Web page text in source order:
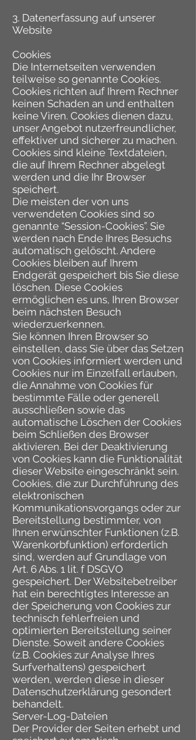
3. Datenerfassung auf unserer
Website
Cookies
Die Internetseiten verwenden
teilweise so genannte Cookies.
Cookies richten auf Ihrem Rechner
keinen Schaden an und enthalten
keine Viren. Cookies dienen dazu,
unser Angebot nutzerfreundlicher,
effektiver und sicherer zu machen.
Cookies sind kleine Textdateien,
die auf Ihrem Rechner abgelegt
werden und die Ihr Browser
speichert.
Die meisten der von uns
verwendeten Cookies sind so
genannte “Session-Cookies”. Sie
werden nach Ende Ihres Besuchs
automatisch gelöscht. Andere
Cookies bleiben auf Ihrem
Endgerät gespeichert bis Sie diese
löschen. Diese Cookies
ermöglichen es uns, Ihren Browser
beim nächsten Besuch
wiederzuerkennen.
Sie können Ihren Browser so
einstellen, dass Sie über das Setzen
von Cookies informiert werden und
Cookies nur im Einzelfall erlauben,
die Annahme von Cookies für
bestimmte Fälle oder generell
ausschließen sowie das
automatische Löschen der Cookies
beim Schließen des Browser
aktivieren. Bei der Deaktivierung
von Cookies kann die Funktionalität
dieser Website eingeschränkt sein.
Cookies, die zur Durchführung des
elektronischen
Kommunikationsvorgangs oder zur
Bereitstellung bestimmter, von
Ihnen erwünschter Funktionen (z.B.
Warenkorbfunktion) erforderlich
sind, werden auf Grundlage von
Art. 6 Abs. 1 lit. f DSGVO
gespeichert. Der Websitebetreiber
hat ein berechtigtes Interesse an
der Speicherung von Cookies zur
technisch fehlerfreien und
optimierten Bereitstellung seiner
Dienste. Soweit andere Cookies
(z.B. Cookies zur Analyse Ihres
Surfverhaltens) gespeichert
werden, werden diese in dieser
Datenschutzerklärung gesondert
behandelt.
Server-Log-Dateien
Der Provider der Seiten erhebt und